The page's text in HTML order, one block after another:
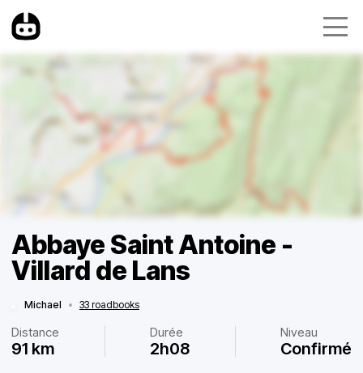
Abbaye Saint Antoine -
Villard de Lans
Michael • 33 roadbooks
Distance
91 km
Durée
2h08
Niveau
Confirmé